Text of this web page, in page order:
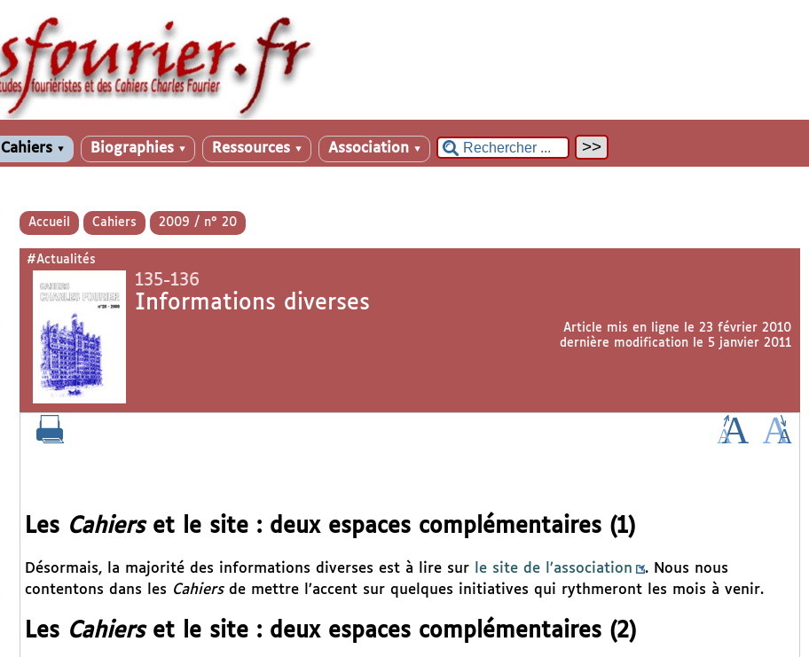
Cahiers ▼ Biographies ▼ Ressources ▼ Association ▼
Accueil Cahiers 2009 / n° 20
#Actualités
135-136
Informations diverses
Article mis en ligne le 23 février 2010
dernière modification le 5 janvier 2011
Les Cahierset le site : deux espaces complémentaires (1)
Désormais, la majorité des informations diverses est à lire sur le site de l’association
. Nous nous
contentons dans les Cahiersde mettre l’accent sur quelques initiatives qui rythmeront les mois à venir.
Les Cahierset le site : deux espaces complémentaires (2)